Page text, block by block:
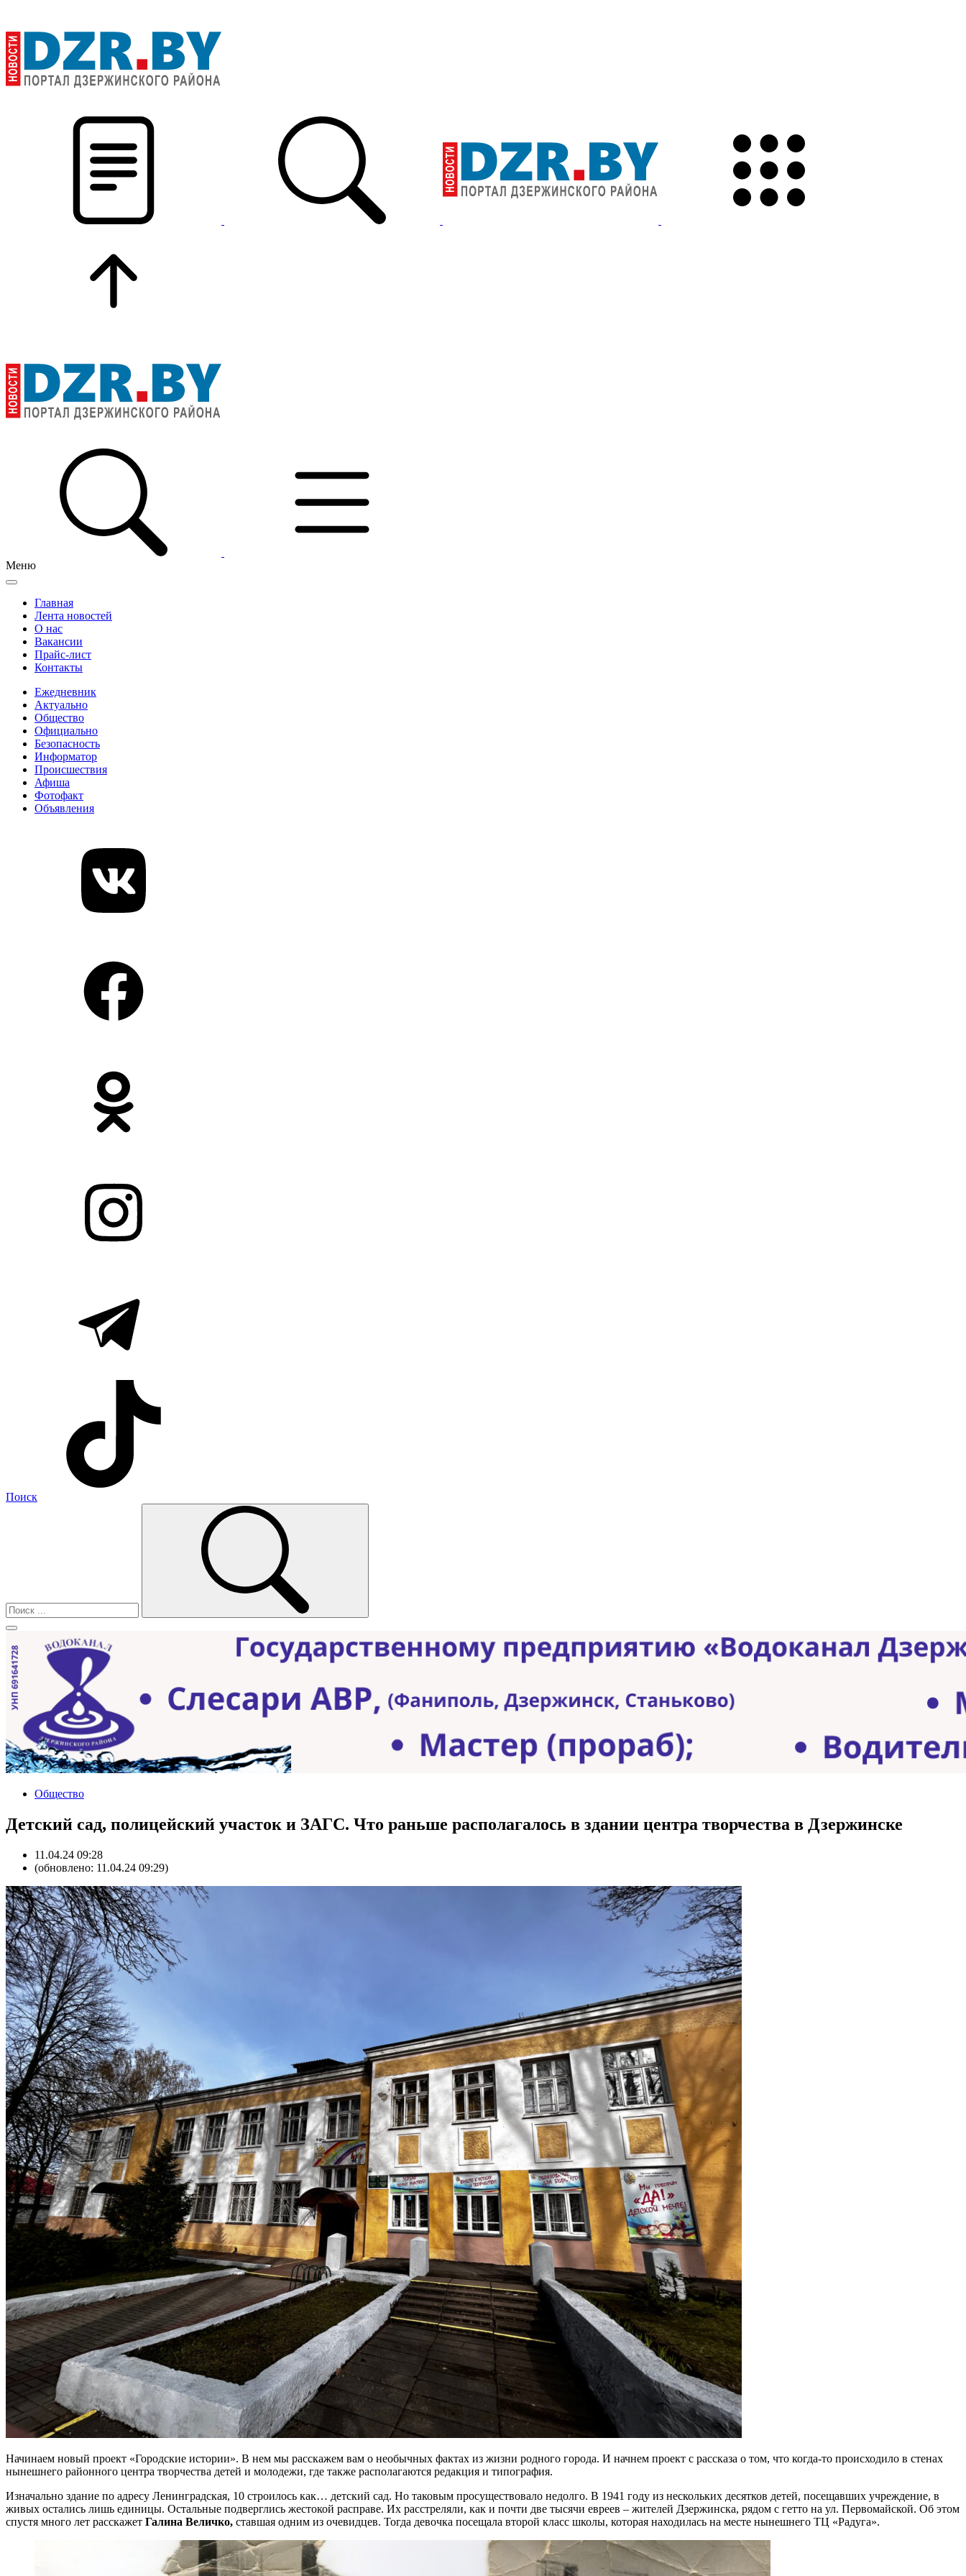
Меню
Главная
Лента новостей
О нас
Вакансии
Прайс-лист
Контакты
Ежедневник
Актуально
Общество
Официально
Безопасность
Информатор
Происшествия
Афиша
Фотофакт
Объявления
Поиск
Общество
Детский сад, полицейский участок и ЗАГС. Что раньше располагалось в здании центра творчества в Дзержинске
11.04.24 09:28
(обновлено: 11.04.24 09:29)
Начинаем новый проект «Городские истории». В нем мы расскажем вам о необычных фактах из жизни родного города. И начнем проект с рассказа о том, что когда-то происходило в стенах
нынешнего районного центра творчества детей и молодежи, где также располагаются редакция и типография.
Изначально здание по адресу Ленинградская, 10 строилось как… детский сад. Но таковым просуществовало недолго. В 1941 году из нескольких десятков детей, посещавших учреждение, в
живых остались лишь единицы. Остальные подверглись жестокой расправе. Их расстреляли, как и почти две тысячи евреев – жителей Дзержинска, рядом с гетто на ул. Первомайской. Об этом
спустя много лет расскажет Галина Величко, ставшая одним из очевидцев. Тогда девочка посещала второй класс школы, которая находилась на месте нынешнего ТЦ «Радуга».